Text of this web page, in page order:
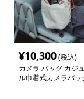
¥10,300(税込)
カメラ バッグ カジ
ル巾着式カメラバッ